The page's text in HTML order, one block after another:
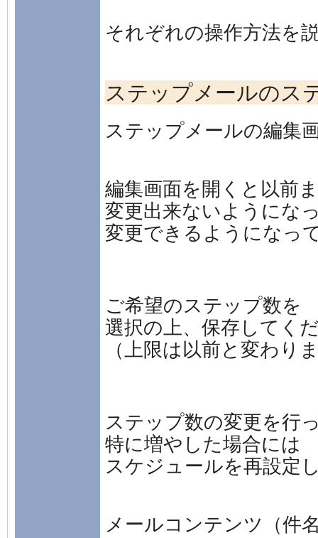
それぞれの操作方法を
ステップメールのス
ステップメールの編集
編集画面を開くと以前
変更出来ないようにな
変更できるようになっ
ご希望のステップ数を
選択の上、保存してく
（上限は以前と変わり
ステップ数の変更を行
特に増やした場合には
スケジュールを再設定
メールコンテンツ（件